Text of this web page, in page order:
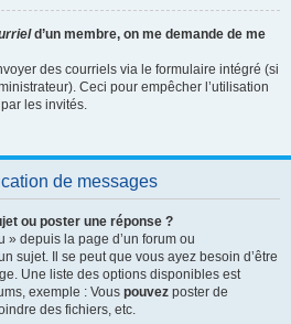
d’un membre, on me demande de me
des courriels via le formulaire intégré (si
Ceci pour empêcher l’utilisation
les invités.
de messages
ou poster une réponse ?
depuis la page d’un forum ou
sujet. Il se peut que vous ayez besoin d’être
Une liste des options disponibles est
exemple : Vous pouvez poster de
des fichiers, etc.